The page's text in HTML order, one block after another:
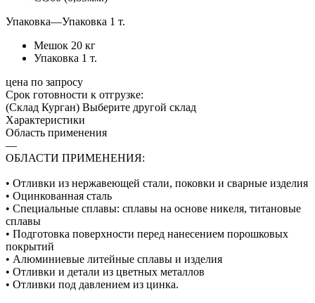
Упаковка—Упаковка 1 т.
Мешок 20 кг
Упаковка 1 т.
цена по запросу
Срок готовности к отгрузке:
(Склад Курган) Выберите другой склад
Характеристики
Область применения
—
ОБЛАСТИ ПРИМЕНЕНИЯ:
• Отливки из нержавеющей стали, поковки и сварные изделия
• Оцинкованная сталь
• Специальные сплавы: сплавы на основе никеля, титановые
сплавы
• Подготовка поверхности перед нанесением порошковых
покрытий
• Алюминиевые литейные сплавы и изделия
• Отливки и детали из цветных металлов
• Отливки под давлением из цинка.